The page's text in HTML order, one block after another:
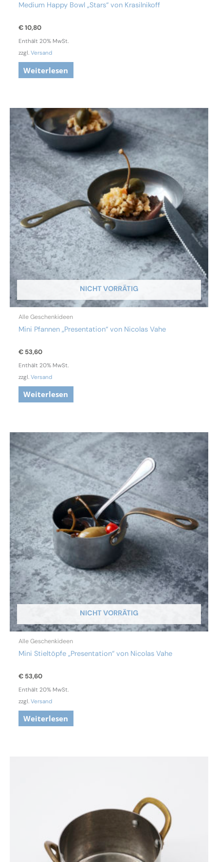
Medium Happy Bowl „Stars“ von Krasilnikoff
€10,80
Enthält 20% MwSt.
zzgl.Versand
Weiterlesen
NICHT VORRÄTIG
Alle Geschenkideen
Mini Pfannen „Presentation“ von Nicolas Vahe
€53,60
Enthält 20% MwSt.
zzgl.Versand
Weiterlesen
NICHT VORRÄTIG
Alle Geschenkideen
Mini Stieltöpfe „Presentation“ von Nicolas Vahe
€53,60
Enthält 20% MwSt.
zzgl.Versand
Weiterlesen